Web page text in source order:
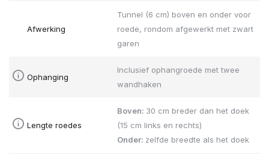
Afwerking
Tunnel (6 cm) boven en onder voor
roede, rondom afgewerkt met zwart
garen
Ophanging
Inclusief ophangroede met twee
wandhaken
Lengte roedes
Boven: 30 cm breder dan het doek
(15 cm links en rechts)
Onder: zelfde breedte als het doek